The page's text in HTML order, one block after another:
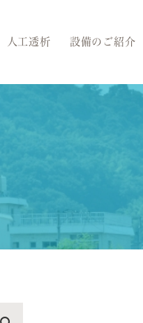
人工透析 設備のご紹介